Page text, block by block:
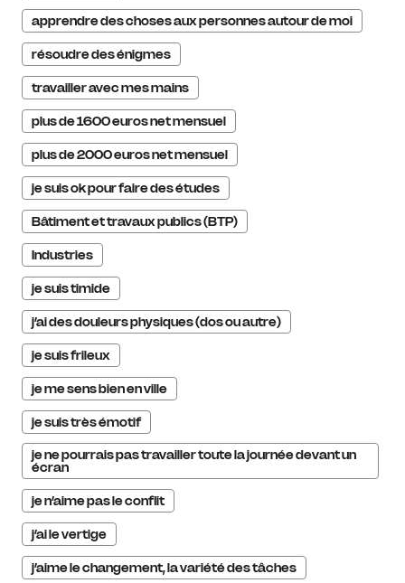
apprendre des choses aux personnes autour de moi
résoudre des énigmes
travailler avec mes mains
plus de 1600 euros net mensuel
plus de 2000 euros net mensuel
je suis ok pour faire des études
Bâtiment et travaux publics (BTP)
Industries
je suis timide
j’ai des douleurs physiques (dos ou autre)
je suis frileux
je me sens bien en ville
je suis très émotif
je ne pourrais pas travailler toute la journée devant un
écran
je n’aime pas le conflit
j’ai le vertige
j’aime le changement, la variété des tâches